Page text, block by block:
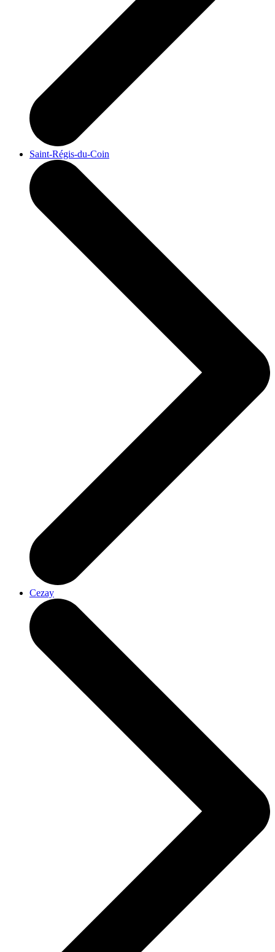
Saint-Régis-du-Coin
Cezay